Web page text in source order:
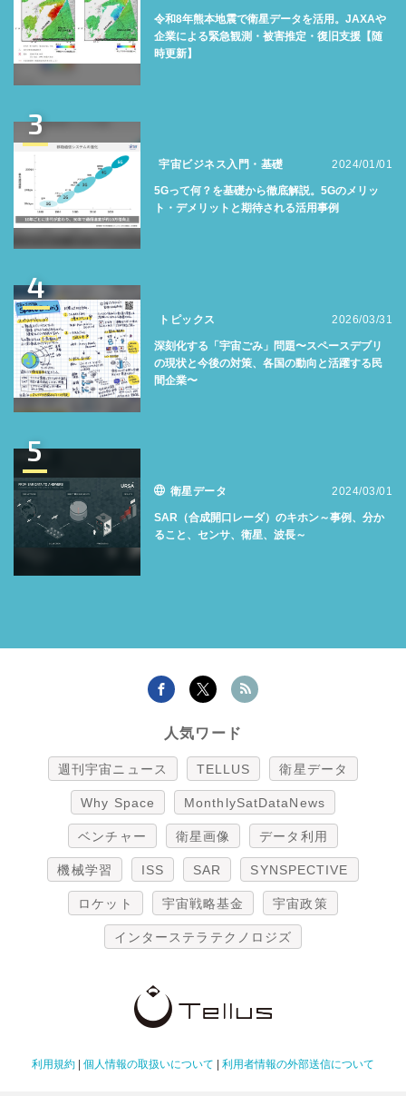
令和8年熊本地震で衛星データを活用。JAXAや
企業による緊急観測・被害推定・復旧支援【随
時更新】
3
宇宙ビジネス入門・基礎 2024/01/01
5Gって何？を基礎から徹底解説。5Gのメリッ
ト・デメリットと期待される活用事例
4
トピックス 2026/03/31
深刻化する「宇宙ごみ」問題〜スペースデブリ
の現状と今後の対策、各国の動向と活躍する民
間企業〜
5
衛星データ 2024/03/01
SAR（合成開口レーダ）のキホン～事例、分か
ること、センサ、衛星、波長～
人気ワード
週刊宇宙ニュース TELLUS 衛星データ
Why Space MonthlySatDataNews
ベンチャー 衛星画像 データ利用
機械学習 ISS SAR SYNSPECTIVE
ロケット 宇宙戦略基金 宇宙政策
インターステラテクノロジズ
利用規約 個人情報の取扱いについて 利用者情報の外部送信について